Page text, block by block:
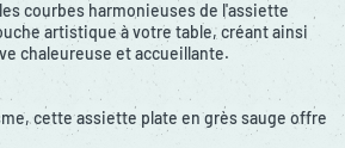
courbes harmonieuses de l'assiette
artistique à votre table, créant ainsi
chaleureuse et accueillante.
cette assiette plate en grès sauge offre